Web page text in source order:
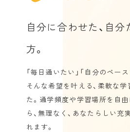
自分に合わせた、自
方。
「毎日通いたい」「自分のペー
そんな希望を叶える、柔軟な
た。通学頻度や学習場所を自
ら、無理なく、あなたらしい充
れます。